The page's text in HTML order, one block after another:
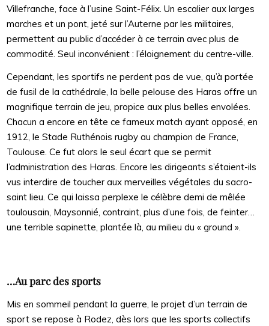
Villefranche, face à l’usine Saint-Félix. Un escalier aux larges
marches et un pont, jeté sur l’Auterne par les militaires,
permettent au public d’accéder à ce terrain avec plus de
commodité. Seul inconvénient : l’éloignement du centre-ville.
Cependant, les sportifs ne perdent pas de vue, qu’à portée
de fusil de la cathédrale, la belle pelouse des Haras offre un
magnifique terrain de jeu, propice aux plus belles envolées.
Chacun a encore en tête ce fameux match ayant opposé, en
1912, le Stade Ruthénois rugby au champion de France,
Toulouse. Ce fut alors le seul écart que se permit
l’administration des Haras. Encore les dirigeants s’étaient-ils
vus interdire de toucher aux merveilles végétales du sacro-
saint lieu. Ce qui laissa perplexe le célèbre demi de mêlée
toulousain, Maysonnié, contraint, plus d’une fois, de feinter…
une terrible sapinette, plantée là, au milieu du « ground ».
…Au parc des sports
Mis en sommeil pendant la guerre, le projet d’un terrain de
sport se repose à Rodez, dès lors que les sports collectifs